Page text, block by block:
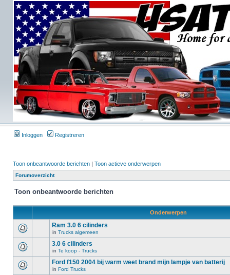
Inloggen Registreren
Toon onbeantwoorde berichten | Toon actieve onderwerpen
Forumoverzicht
Toon onbeantwoorde berichten
Onderwerpen
Ram 3.0 6 cilinders
in Trucks algemeen
3.0 6 cilinders
in Te koop - Trucks
Ford f150 2004 bij warm weet brand mijn lampje van batterij
in Ford Trucks